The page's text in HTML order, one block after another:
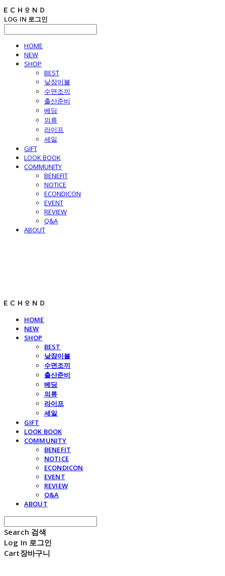
LOG IN 로그인
HOME
NEW
SHOP
BEST
낮잠이불
수면조끼
출산준비
베딩
의류
라이프
세일
GIFT
LOOK BOOK
COMMUNITY
BENEFIT
NOTICE
ECONDICON
EVENT
REVIEW
Q&A
ABOUT
HOME
NEW
SHOP
BEST
낮잠이불
수면조끼
출산준비
베딩
의류
라이프
세일
GIFT
LOOK BOOK
COMMUNITY
BENEFIT
NOTICE
ECONDICON
EVENT
REVIEW
Q&A
ABOUT
Search 검색
Log In 로그인
Cart장바구니